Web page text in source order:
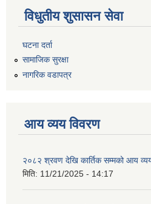
विधुतीय शुसासन सेवा
घटना दर्ता
सामाजिक सुरक्षा
नागरिक वडापत्र
आय व्यय विवरण
२०८२ श्रवण देखि कार्तिक सम्मको आय
मिति: 11/21/2025 - 14:17